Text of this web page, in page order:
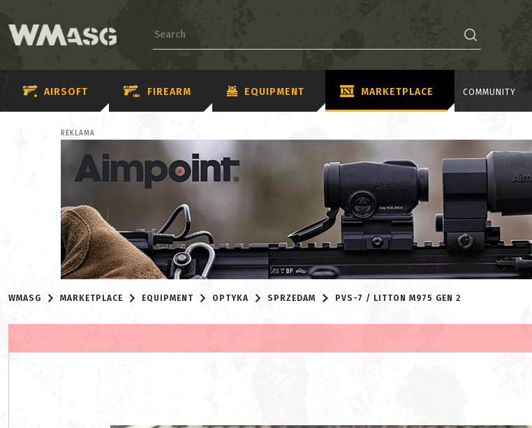
AIRSOFT FIREARM EQUIPMENT MARKETPLACE COMMUNITY
REKLAMA
WMASG MARKETPLACE EQUIPMENT OPTYKA SPRZEDAM PVS-7 / LITTON M975 GEN 2